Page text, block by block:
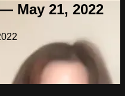
May 21, 2022